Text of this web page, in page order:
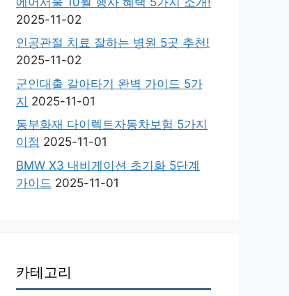
2025-11-02
인공관절 치료 잘하는 병원 5곳 추천!
2025-11-02
군인대출 갈아타기 완벽 가이드 5가
지 2025-11-01
동부화재 다이렉트자동차보험 5가지
이점 2025-11-01
BMW X3 내비게이션 초기화 5단계
가이드 2025-11-01
카테고리